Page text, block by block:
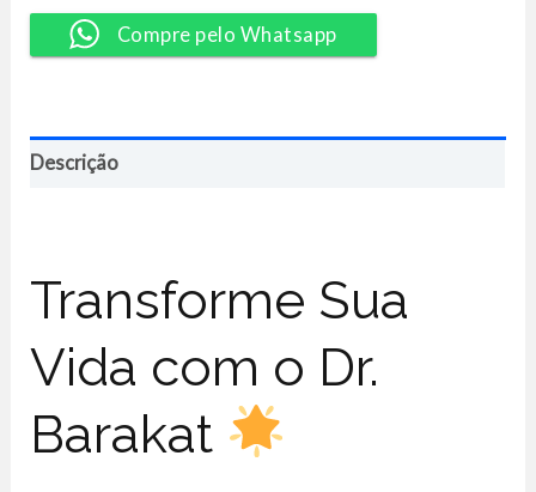
Equilíbrio
-
Dr.
Compre pelo Whatsapp
Descrição
Transforme Sua
Vida com o Dr.
Barakat